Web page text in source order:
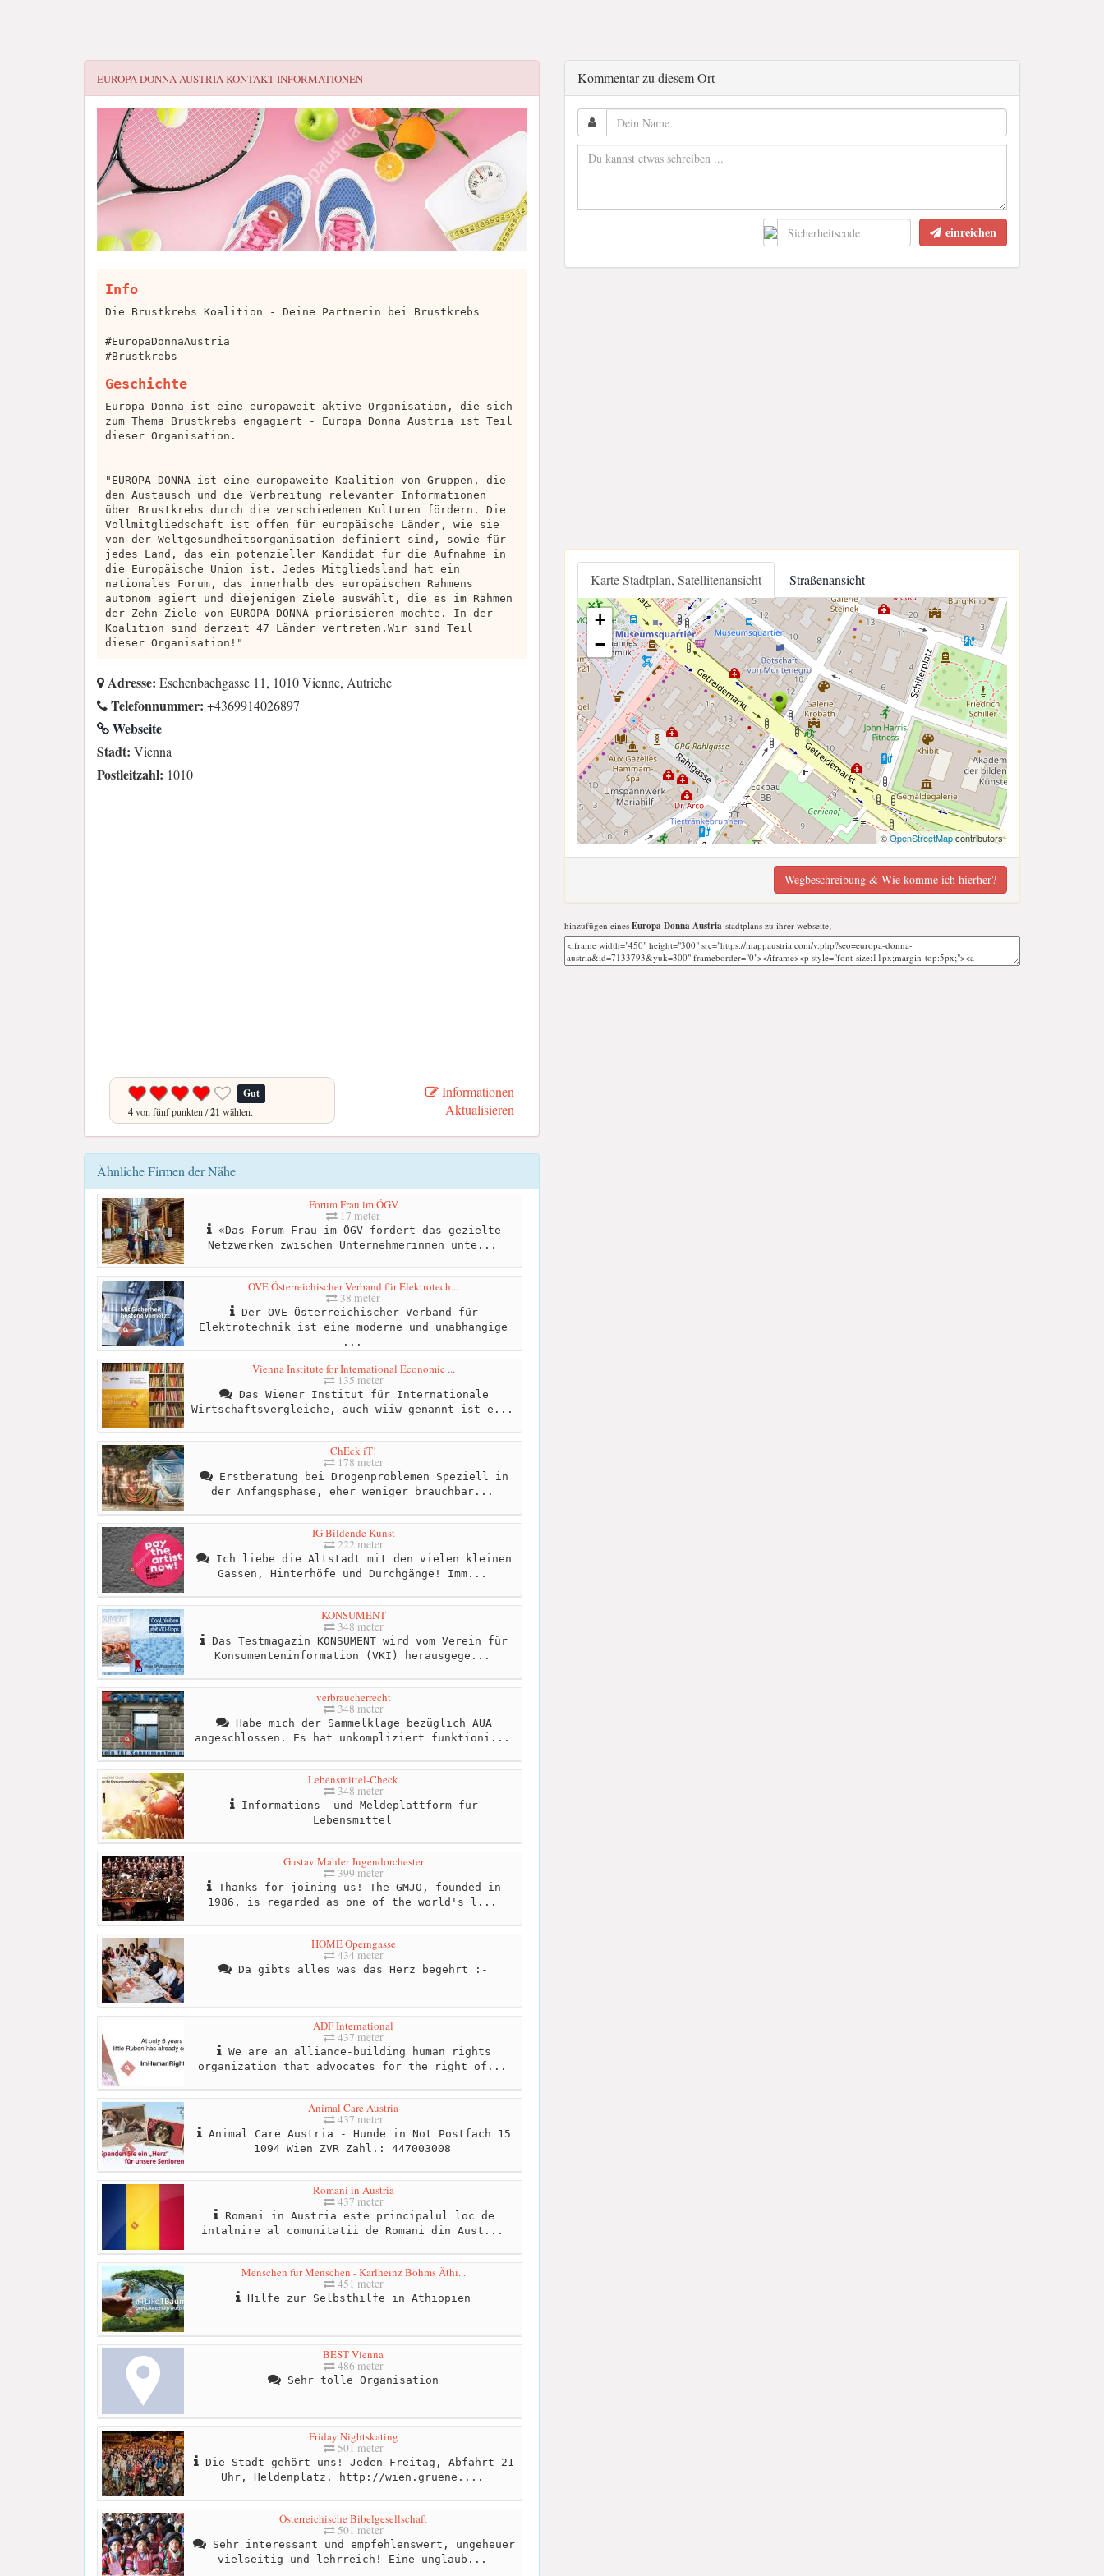
EUROPA DONNA AUSTRIAKONTAKT INFORMATIONEN
Info
Die Brustkrebs Koalition - Deine Partnerin bei Brustkrebs
#EuropaDonnaAustria
#Brustkrebs
Geschichte
Europa Donna ist eine europaweit aktive Organisation, die sich
zum Thema Brustkrebs engagiert - Europa Donna Austria ist Teil
dieser Organisation.
"EUROPA DONNA ist eine europaweite Koalition von Gruppen, die
den Austausch und die Verbreitung relevanter Informationen
über Brustkrebs durch die verschiedenen Kulturen fördern. Die
Vollmitgliedschaft ist offen für europäische Länder, wie sie
von der Weltgesundheitsorganisation definiert sind, sowie für
jedes Land, das ein potenzieller Kandidat für die Aufnahme in
die Europäische Union ist. Jedes Mitgliedsland hat ein
nationales Forum, das innerhalb des europäischen Rahmens
autonom agiert und diejenigen Ziele auswählt, die es im Rahmen
der Zehn Ziele von EUROPA DONNA priorisieren möchte. In der
Koalition sind derzeit 47 Länder vertreten.Wir sind Teil
dieser Organisation!"
Adresse: Eschenbachgasse 11, 1010 Vienne, Autriche
Telefonnummer: +4369914026897
Webseite
Stadt: Vienna
Postleitzahl: 1010
Gut
4von fünf punkten /21 wählen.
Informationen
Aktualisieren
Ähnliche Firmen der Nähe
Forum Frau im ÖGV
17 meter
«Das Forum Frau im ÖGV fördert das gezielte
Netzwerken zwischen Unternehmerinnen unte...
OVE Österreichischer Verband für Elektrotech...
38 meter
Der OVE Österreichischer Verband für
Elektrotechnik ist eine moderne und unabhängige
...
Vienna Institute for International Economic ...
135 meter
Das Wiener Institut für Internationale
Wirtschaftsvergleiche, auch wiiw genannt ist e...
ChEck iT!
178 meter
Erstberatung bei Drogenproblemen Speziell in
der Anfangsphase, eher weniger brauchbar...
IG Bildende Kunst
222 meter
Ich liebe die Altstadt mit den vielen kleinen
Gassen, Hinterhöfe und Durchgänge! Imm...
KONSUMENT
348 meter
Das Testmagazin KONSUMENT wird vom Verein für
Konsumenteninformation (VKI) herausgege...
verbraucherrecht
348 meter
Habe mich der Sammelklage bezüglich AUA
angeschlossen. Es hat unkompliziert funktioni...
Lebensmittel-Check
348 meter
Informations- und Meldeplattform für
Lebensmittel
Gustav Mahler Jugendorchester
399 meter
Thanks for joining us! The GMJO, founded in
1986, is regarded as one of the world's l...
HOME Operngasse
434 meter
Da gibts alles was das Herz begehrt :-
ADF International
437 meter
We are an alliance-building human rights
organization that advocates for the right of...
Animal Care Austria
437 meter
Animal Care Austria - Hunde in Not Postfach 15
1094 Wien ZVR Zahl.: 447003008
Romani in Austria
437 meter
Romani in Austria este principalul loc de
intalnire al comunitatii de Romani din Aust...
Menschen für Menschen - Karlheinz Böhms Äthi...
451 meter
Hilfe zur Selbsthilfe in Äthiopien
BEST Vienna
486 meter
Sehr tolle Organisation
Friday Nightskating
501 meter
Die Stadt gehört uns! Jeden Freitag, Abfahrt 21
Uhr, Heldenplatz. http://wien.gruene....
Österreichische Bibelgesellschaft
501 meter
Sehr interessant und empfehlenswert, ungeheuer
vielseitig und lehrreich! Eine unglaub...
Kommentar zu diesem Ort
einreichen
Karte Stadtplan, Satellitenansicht Straßenansicht
+
−
©OpenStreetMapcontributors
Wegbeschreibung & Wie komme ich hierher?
hinzufügen eines Europa Donna Austria-stadtplans zu ihrer webseite;